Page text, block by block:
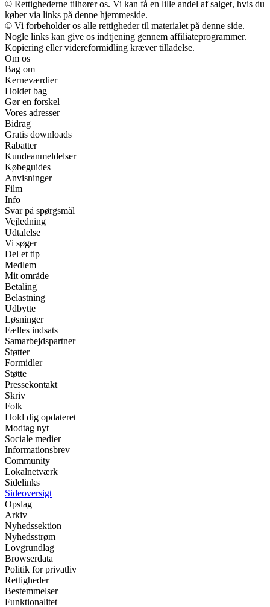
© Rettighederne tilhører os. Vi kan få en lille andel af salget, hvis du
køber via links på denne hjemmeside.
© Vi forbeholder os alle rettigheder til materialet på denne side.
Nogle links kan give os indtjening gennem affiliateprogrammer.
Kopiering eller videreformidling kræver tilladelse.
Om os
Bag om
Kerneværdier
Holdet bag
Gør en forskel
Vores adresser
Bidrag
Gratis downloads
Rabatter
Kundeanmeldelser
Købeguides
Anvisninger
Film
Info
Svar på spørgsmål
Vejledning
Udtalelse
Vi søger
Del et tip
Medlem
Mit område
Betaling
Belastning
Udbytte
Løsninger
Fælles indsats
Samarbejdspartner
Støtter
Formidler
Støtte
Pressekontakt
Skriv
Folk
Hold dig opdateret
Modtag nyt
Sociale medier
Informationsbrev
Community
Lokalnetværk
Sidelinks
Sideoversigt
Opslag
Arkiv
Nyhedssektion
Nyhedsstrøm
Lovgrundlag
Browserdata
Politik for privatliv
Rettigheder
Bestemmelser
Funktionalitet